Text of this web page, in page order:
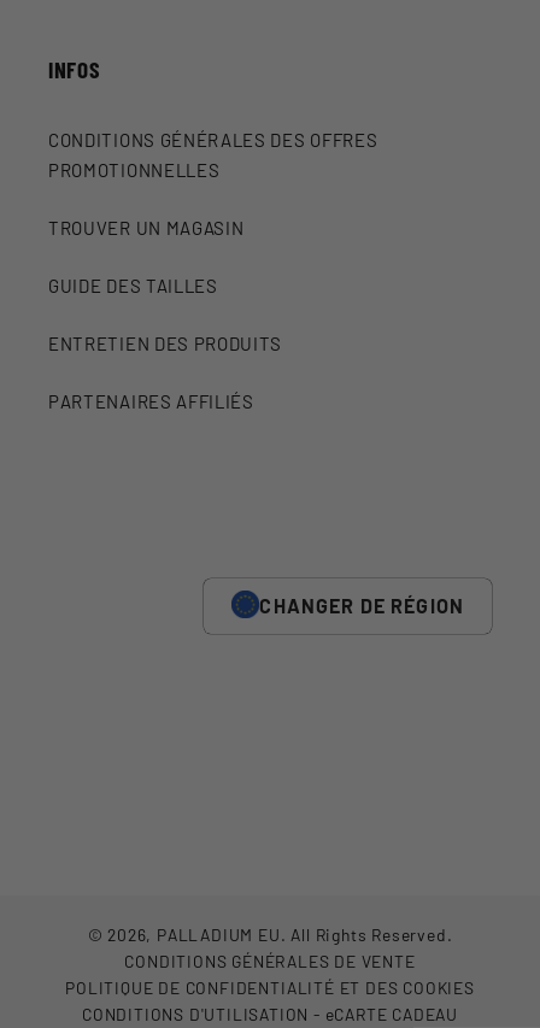
INFOS
CONDITIONS GÉNÉRALES DES OFFRES
PROMOTIONNELLES
TROUVER UN MAGASIN
GUIDE DES TAILLES
ENTRETIEN DES PRODUITS
PARTENAIRES AFFILIÉS
CHANGER DE RÉGION
© 2026, PALLADIUM EU. All Rights Reserved.
CONDITIONS GÉNÉRALES DE VENTE
POLITIQUE DE CONFIDENTIALITÉ ET DES COOKIES
CONDITIONS D'UTILISATION - eCARTE CADEAU